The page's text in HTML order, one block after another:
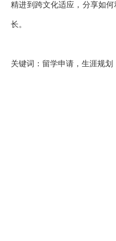
精进到跨文化适应，分享如
长。
关键词：留学申请，生涯规划